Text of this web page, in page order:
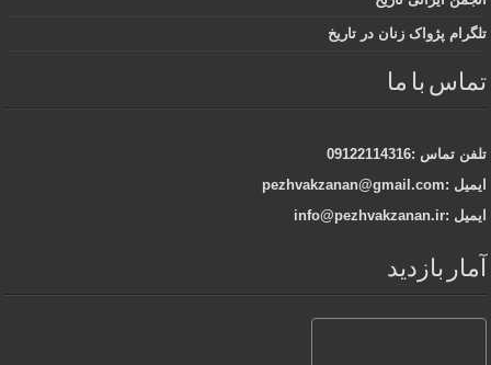
تلگرام پژواک زنان در تاریخ
تماس با ما
تلفن تماس :09122114316
ایمیل :pezhvakzanan@gmail.com
ایمیل :info@pezhvakzanan.ir
آمار بازدید